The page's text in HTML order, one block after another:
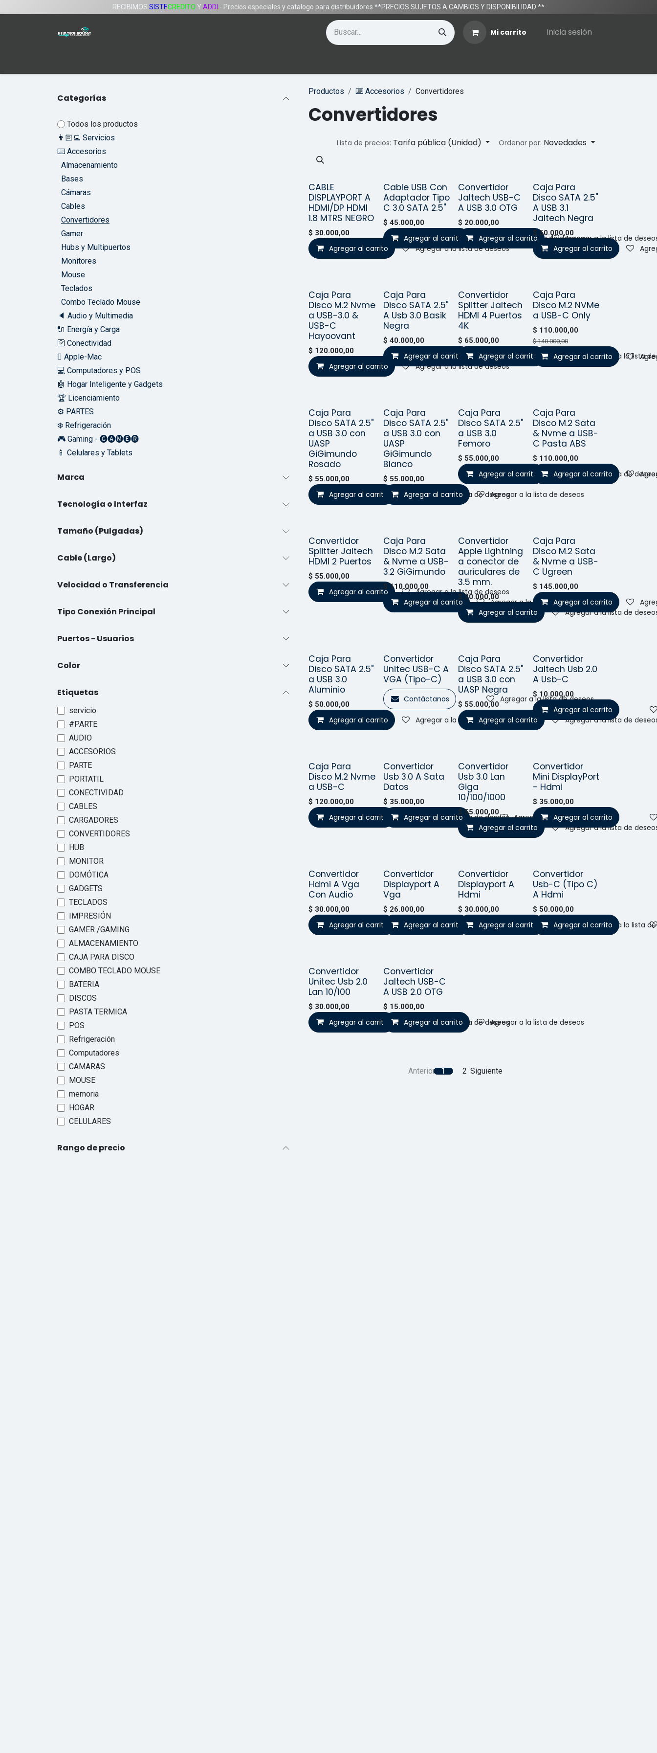
RECIBIMOS SISTECREDITO Y ADDI - Precios especiales y catalogo para distribuidores **PRECIOS SUJETOS A CAMBIOS Y DISPONIBILIDAD **
Mi carrito Inicia sesión
Categorías
Todos los productos
👨🏻‍💻 Servicios
⌨️ Accesorios
Almacenamiento
Bases
Cámaras
Cables
Convertidores
Gamer
Hubs y Multipuertos
Monitores
Mouse
Teclados
Combo Teclado Mouse
🔈 Audio y Multimedia
🔌 Energía y Carga
🛜 Conectividad
 Apple-Mac
💻 Computadores y POS
🤖 Hogar Inteligente y Gadgets
🏆 Licenciamiento
⚙️ PARTES
❄️ Refrigeración
🎮 Gaming - 🅖🅐🅜🅔🅡
📱 Celulares y Tablets
Marca
Tecnología o Interfaz
Tamaño (Pulgadas)
Cable (Largo)
Velocidad o Transferencia
Tipo Conexión Principal
Puertos - Usuarios
Color
Etiquetas
servicio
#PARTE
AUDIO
ACCESORIOS
PARTE
PORTATIL
CONECTIVIDAD
CABLES
CARGADORES
CONVERTIDORES
HUB
MONITOR
DOMÓTICA
GADGETS
TECLADOS
IMPRESIÓN
GAMER /GAMING
ALMACENAMIENTO
CAJA PARA DISCO
COMBO TECLADO MOUSE
BATERIA
DISCOS
PASTA TERMICA
POS
Refrigeración
Computadores
CAMARAS
MOUSE
memoria
HOGAR
CELULARES
Rango de precio
Productos ⌨️ Accesorios Convertidores
Convertidores
Lista de precios: Tarifa pública (Unidad) Ordenar por: Novedades
CABLE
DISPLAYPORT A
HDMI/DP HDMI
1.8 MTRS NEGRO
$ 30.000,00
Agregar al carrito Agregar a la lista de deseos
¡Nuevo!
Cable USB Con
Adaptador Tipo
C 3.0 SATA 2.5"
$ 45.000,00
Agregar al carrito Agregar a la lista de deseos
¡Nuevo!
Convertidor
Jaltech USB-C
A USB 3.0 OTG
$ 20.000,00
Agregar al carrito Agregar a la lista de
¡Nuevo!
Caja Para
Disco SATA 2.5"
A USB 3.1
Jaltech Negra
$ 50.000,00
Agregar al carrito
¡Nuevo!
Caja Para
Disco M.2 Nvme
a USB-3.0 &
USB-C
Hayoovant
$ 120.000,00
Agregar al carrito Agregar a la lista de deseos
¡Nuevo!
Caja Para
Disco SATA 2.5"
A Usb 3.0 Basik
Negra
$ 40.000,00
Agregar al carrito Agregar a la lista de deseos
¡Nuevo!
Convertidor
Splitter Jaltech
HDMI 4 Puertos
4K
$ 65.000,00
Agregar al carrito Agregar a la lista
Vendido
Caja Para
Disco M.2 NVMe
a USB-C Only
$ 110.000,00
$140.000,00
Agregar al carrito
¡Nuevo!
Caja Para
Disco SATA 2.5"
a USB 3.0 con
UASP
GiGimundo
Rosado
$ 55.000,00
Agregar al carrito Agregar a la lista de deseos
¡Nuevo!
Caja Para
Disco SATA 2.5"
a USB 3.0 con
UASP
GiGimundo
Blanco
$ 55.000,00
Agregar al carrito Agregar a la lista de deseos
Caja Para
Disco SATA 2.5"
a USB 3.0
Femoro
$ 55.000,00
Agregar al carrito Agregar a la lista de
Caja Para
Disco M.2 Sata
& Nvme a USB-
C Pasta ABS
$ 110.000,00
Agregar al carrito
¡Nuevo!
Convertidor
Splitter Jaltech
HDMI 2 Puertos
$ 55.000,00
Agregar al carrito Agregar a la lista de deseos
¡Nuevo!
Caja Para
Disco M.2 Sata
& Nvme a USB-
3.2 GiGimundo
$ 110.000,00
Agregar al carrito Agregar a la lista de deseos
Vendido
Convertidor
Apple Lightning
a conector de
auriculares de
3.5 mm.
$ 20.000,00
Agregar al carrito Agregar a la lista de
Vendido
Caja Para
Disco M.2 Sata
& Nvme a USB-
C Ugreen
$ 145.000,00
Agregar al carrito
Vendido
Caja Para
Disco SATA 2.5"
a USB 3.0
Aluminio
$ 50.000,00
Agregar al carrito Agregar a la lista de deseos
¡Nuevo!
Convertidor
Unitec USB-C A
VGA (Tipo-C)
Contáctanos Agregar a la lista de deseos
Vendido
Caja Para
Disco SATA 2.5"
a USB 3.0 con
UASP Negra
$ 55.000,00
Agregar al carrito Agregar a la lista de
¡Nuevo!
Convertidor
Jaltech Usb 2.0
A Usb-C
$ 10.000,00
Agregar al carrito
¡Nuevo!
Caja Para
Disco M.2 Nvme
a USB-C
$ 120.000,00
Agregar al carrito Agregar a la lista de deseos
¡Nuevo!
Convertidor
Usb 3.0 A Sata
Datos
$ 35.000,00
Agregar al carrito Agregar a la lista de deseos
Vendido
Convertidor
Usb 3.0 Lan
Giga
10/100/1000
$ 55.000,00
Agregar al carrito Agregar a la lista de
¡Nuevo!
Convertidor
Mini DisplayPort
- Hdmi
$ 35.000,00
Agregar al carrito
¡Nuevo!
Convertidor
Hdmi A Vga
Con Audio
$ 30.000,00
Agregar al carrito Agregar a la lista de deseos
¡Nuevo!
Convertidor
Displayport A
Vga
$ 26.000,00
Agregar al carrito Agregar a la lista de deseos
¡Nuevo!
Convertidor
Displayport A
Hdmi
$ 30.000,00
Agregar al carrito Agregar a la lista
¡Nuevo!
Convertidor
Usb-C (Tipo C)
A Hdmi
$ 50.000,00
Agregar al carrito
¡Nuevo!
Convertidor
Unitec Usb 2.0
Lan 10/100
$ 30.000,00
Agregar al carrito Agregar a la lista de deseos
Convertidor
Jaltech USB-C
A USB 2.0 OTG
$ 15.000,00
Agregar al carrito Agregar a la lista de deseos
Anterior 1 2 Siguiente